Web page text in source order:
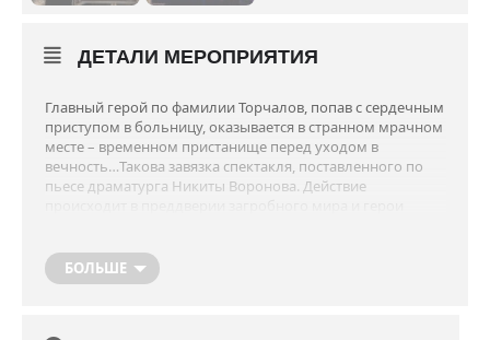
ДЕТАЛИ МЕРОПРИЯТИЯ
Главный герой по фамилии Торчалов, попав с сердечным
приступом в больницу, оказывается в странном мрачном
месте – временном пристанище перед уходом в
вечность…Такова завязка спектакля, поставленного по
пьесе драматурга Никиты Воронова. Действие
Торчалову» – это спектакль, который заставляет
задуматься о шкале человеческих ценностей, взглянуть
БОЛЬШЕ